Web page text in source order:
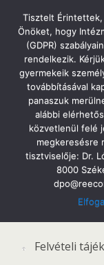
Közzétett
Felvételi
Tisztelt Érintettek,
Önöket, hogy
(GDPR)
rendelkezik.
gyermekeik
továbbításával
panaszuk
alábbi
közvetlenül felé
megkeresésre
tisztviselője: Dr.
8000